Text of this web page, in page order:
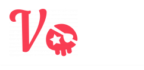
Chuyển